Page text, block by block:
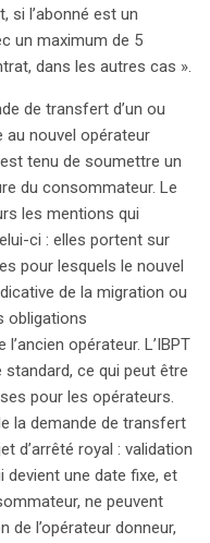
si l’abonné est un
un maximum de 5
dans les autres cas ».
de transfert d’un ou
au nouvel opérateur
tenu de soumettre un
du consommateur. Le
les mentions qui
ci : elles portent sur
pour lesquels le nouvel
de la migration ou
obligations
opérateur. L’IBPT
ce qui peut être
pour les opérateurs.
la demande de transfert
d’arrêté royal : validation
devient une date fixe, et
ne peuvent
l’opérateur donneur,